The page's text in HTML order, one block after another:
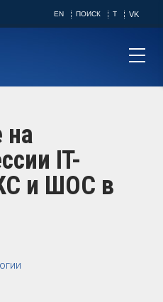
EN ПОИСК T VK
на
IT-
и ШОС в